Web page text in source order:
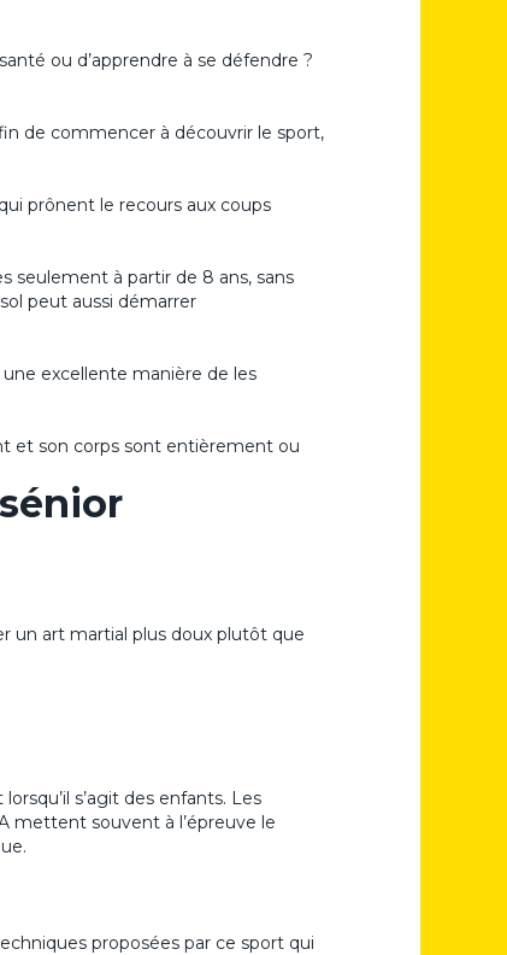
ou d’apprendre à se défendre ?
de commencer à découvrir le sport,
prônent le recours aux coups
seulement à partir de 8 ans, sans
peut aussi démarrer
excellente manière de les
et son corps sont entièrement ou
un art martial plus doux plutôt que
s’agit des enfants. Les
mettent souvent à l’épreuve le
proposées par ce sport qui